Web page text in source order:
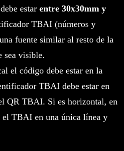
estar entre 30x30mm y
TBAI (números y
fuente similar al resto de la
sea visible.
el código debe estar en la
TBAI debe estar en
QR TBAI. Si es horizontal, en
el TBAI en una única línea y